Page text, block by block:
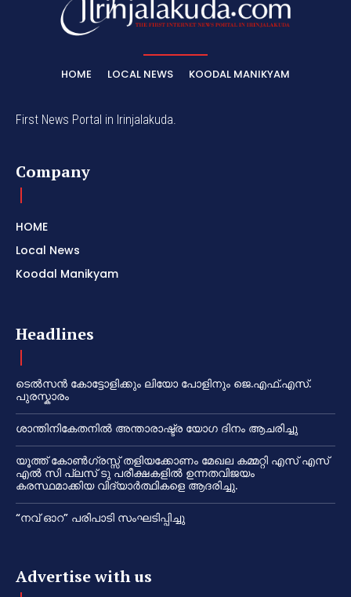
HOME LOCAL NEWS KOODAL MANIKYAM
First News Portal in Irinjalakuda.
Company
HOME
Local News
Koodal Manikyam
Headlines
ടെൽസൻ കോട്ടോളിക്കും ലിയോ പോളിനും ജെ.എഫ്.എസ്.
പുരസ്കാരം
ശാന്തിനികേതനിൽ അന്താരാഷ്ട്ര യോഗ ദിനം ആചരിച്ചു
യൂത്ത് കോൺഗ്രസ്സ് തളിയക്കോണം മേഖല കമ്മറ്റി എസ് എസ്
എൽ സി പ്ലസ് ടു പരീക്ഷകളിൽ ഉന്നതവിജയം
കരസ്ഥമാക്കിയ വിദ്യാർത്ഥികളെ ആദരിച്ചു.
“നവ് ഓറ” പരിപാടി സംഘടിപ്പിച്ചു
Advertise with us